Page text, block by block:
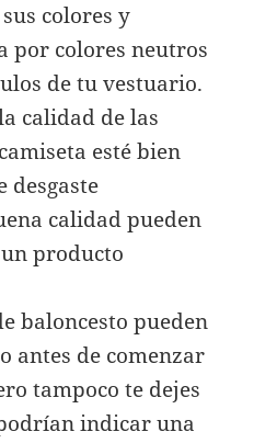
colores y
por colores neutros
de tu vestuario.
calidad de las
esté bien
desgaste
calidad pueden
producto
baloncesto pueden
antes de comenzar
tampoco te dejes
indicar una